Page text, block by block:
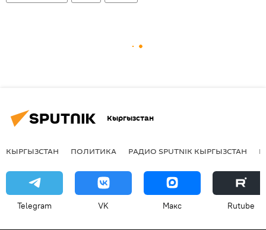
Кыргызстан
КЫРГЫЗСТАН ПОЛИТИКА РАДИО SPUTNIK КЫРГЫЗСТАН
Telegram VK Макс Rutube